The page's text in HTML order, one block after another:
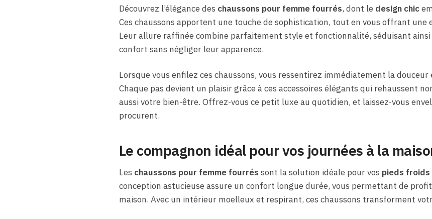
Découvrez l’élégance des chaussons pour femme fourrés, dont le design chic
Ces chaussons apportent une touche de sophistication, tout en vous offrant une
Leur allure raffinée combine parfaitement style et fonctionnalité, séduisant ainsi
confort sans négliger leur apparence.
Lorsque vous enfilez ces chaussons, vous ressentirez immédiatement la
Chaque pas devient un plaisir grâce à ces accessoires élégants qui rehaussent
aussi votre bien-être. Offrez-vous ce petit luxe au quotidien, et laissez-vous
procurent.
Le compagnon idéal pour vos journées à la
Les chaussons pour femme fourrés sont la solution idéale pour vos pieds froids
conception astucieuse assure un confort longue durée, vous permettant de
maison. Avec un intérieur moelleux et respirant, ces chaussons transforment